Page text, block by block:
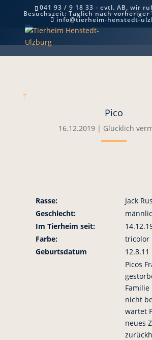
041 93 / 9 18 33 - evtl. AB, wir
Besuchszeit: Täglich nach vorheriger
info@tierheim-henstedt-
Pico
7
Pico
16.12.2019| Glücklich
Rasse:
Jack
Geschlecht:
Im Tierheim seit:
Farbe:
tricolor
Geburtsdatum
12.8.11
Picos
nicht
wartet
neues